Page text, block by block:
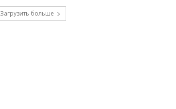
Загрузить больше